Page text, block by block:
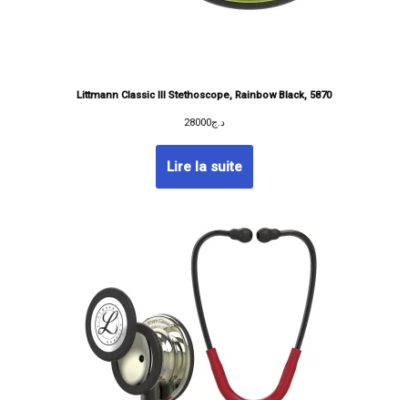
Littmann Classic III Stethoscope, Rainbow Black, 5870
د.ج28000
Lire la suite